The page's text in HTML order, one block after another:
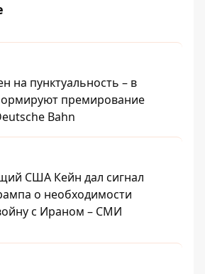
на пунктуальность – в
премирование
Bahn
США Кейн дал сигнал
о необходимости
с Ираном – СМИ